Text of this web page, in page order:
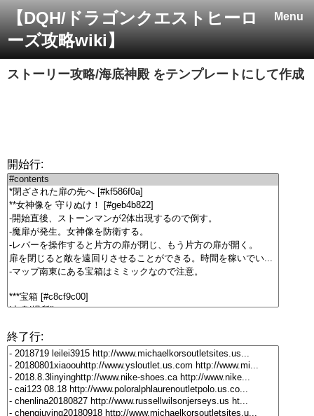
Menu
【DQH/ドラゴンクエストヒーロ
ーズ攻略wiki】
ストーリー攻略/海底神殿をテンプレートにして作成
開始行:
終了行: